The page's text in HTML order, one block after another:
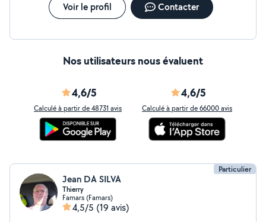
Voir le profil Contacter
Nos utilisateurs nous évaluent
4,6/5
Calculé à partir de 48731 avis
4,6/5
Calculé à partir de 66000 avis
Particulier
Jean DA SILVA
Thierry
Famars (Famars)
4,5/5 (19 avis)